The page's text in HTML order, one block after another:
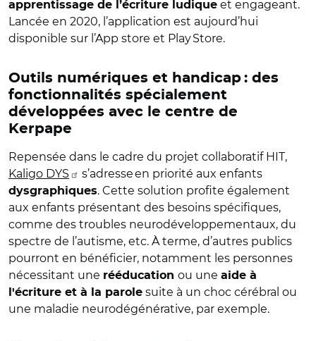
apprentissage de l’écriture ludique et engageant.
Lancée en 2020, l’application est aujourd’hui
disponible sur l’App store et Play Store.
Outils numériques et handicap : des
fonctionnalités spécialement
développées avec le centre de
Kerpape
Repensée dans le cadre du projet collaboratif HIT,
Kaligo DYS
s’adresse en priorité aux enfants
dysgraphiques. Cette solution profite également
aux enfants présentant des besoins spécifiques,
comme des troubles neurodéveloppementaux, du
spectre de l’autisme, etc. À terme, d’autres publics
pourront en bénéficier, notamment les personnes
nécessitant une rééducation ou une aide à
l'écriture et à la parole suite à un choc cérébral ou
une maladie neurodégénérative, par exemple.